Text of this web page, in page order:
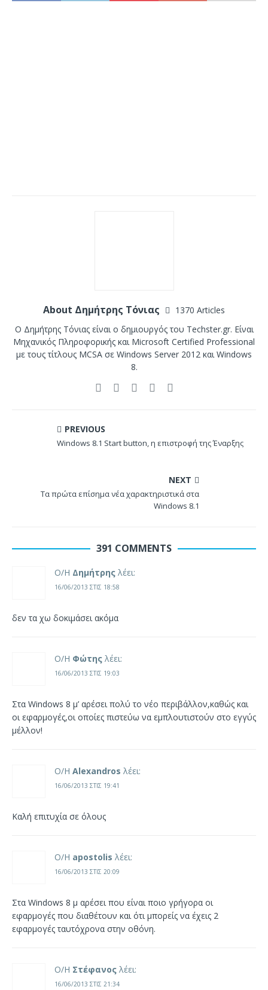
About Δημήτρης Τόνιας
1370 Articles
Ο Δημήτρης Τόνιας είναι ο δημιουργός του Techster.gr. Είναι
Μηχανικός Πληροφορικής και Microsoft Certified Professional
με τους τίτλους MCSA σε Windows Server 2012 και Windows
8.
PREVIOUS
Windows 8.1 Start button, η επιστροφή της Έναρξης
NEXT
Τα πρώτα επίσημα νέα χαρακτηριστικά στα
Windows 8.1
391 COMMENTS
Ο/Η Δημήτρης λέει:
16/06/2013 ΣΤΙΣ 18:58
δεν τα χω δοκιμάσει ακόμα
Ο/Η Φώτης λέει:
16/06/2013 ΣΤΙΣ 19:03
Στα Windows 8 μ’ αρέσει πολύ το νέο περιβάλλον,καθώς και
οι εφαρμογές,οι οποίες πιστεύω να εμπλουτιστούν στο εγγύς
μέλλον!
Ο/Η Alexandros λέει:
16/06/2013 ΣΤΙΣ 19:41
Καλή επιτυχία σε όλους
Ο/Η apostolis λέει:
16/06/2013 ΣΤΙΣ 20:09
Στα Windows 8 μ αρέσει που είναι ποιο γρήγορα οι
εφαρμογές που διαθέτουν και ότι μπορείς να έχεις 2
εφαρμογές ταυτόχρονα στην οθόνη.
Ο/Η Στέφανος λέει:
16/06/2013 ΣΤΙΣ 21:34